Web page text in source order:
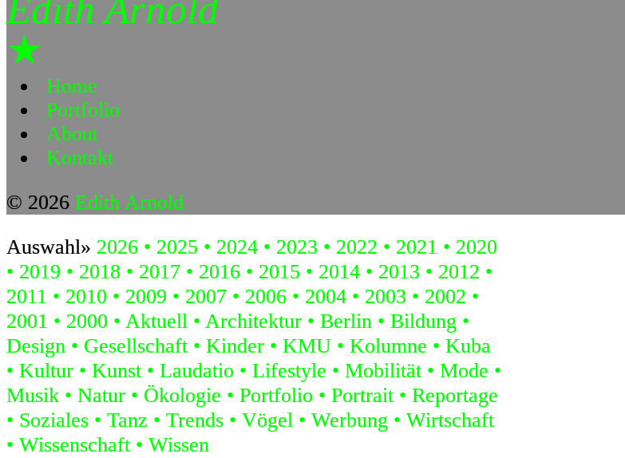
★
Home
Portfolio
About
Kontakt
© 2026 Edith Arnold
Auswahl» 2026 2025 2024 2023 2022 2021
2020
2019
2018 2017 2016 2015 2014 2013
2012
2011
2010 2009 2007 2006 2004 2003
2002
2001
2000 Aktuell Architektur Berlin
Bildung
Design
Gesellschaft Kinder KMU Kolumne
Kuba
Kultur
Kunst Laudatio Lifestyle Mobilität
Mode
Musik
Natur Ökologie Portfolio Portrait
Reportage
Soziales
Tanz Trends Vögel Werbung
Wirtschaft
Wissenschaft
Wissen